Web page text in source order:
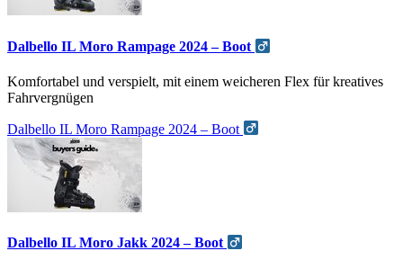
Dalbello IL Moro Rampage 2024 – Boot
Komfortabel und verspielt, mit einem weicheren Flex für kreatives
Fahrvergnügen
Dalbello IL Moro Rampage 2024 – Boot
Dalbello IL Moro Jakk 2024 – Boot